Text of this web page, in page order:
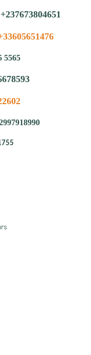
+237673804651
5565